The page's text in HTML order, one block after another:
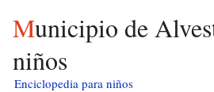
Municipio de Alvesta para
niños
Enciclopedia para niños